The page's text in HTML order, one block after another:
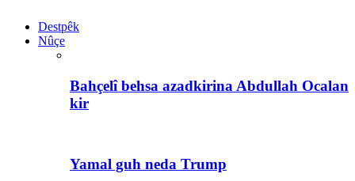
Destpêk
Nûçe
Bahçelî behsa azadkirina Abdullah Ocalan
kir
Yamal guh neda Trump